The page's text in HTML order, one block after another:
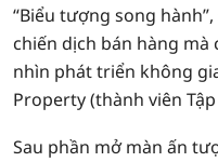
“Biểu tượng song
chiến dịch bán hàng
nhìn phát triển không
Property (thành viên
Sau phần mở màn ấn